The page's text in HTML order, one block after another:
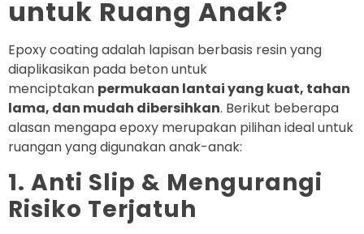
untuk Ruang Anak?
Epoxy coating adalah lapisan berbasis resin yang
diaplikasikan pada beton untuk
menciptakan permukaan lantai yang kuat, tahan
lama, dan mudah dibersihkan. Berikut beberapa
alasan mengapa epoxy merupakan pilihan ideal untuk
ruangan yang digunakan anak-anak:
1. Anti Slip & Mengurangi
Risiko Terjatuh